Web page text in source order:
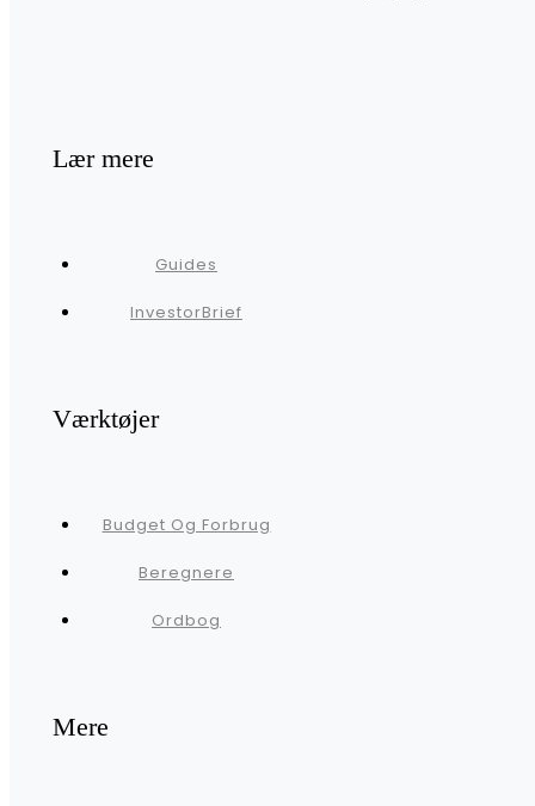
Lær mere
Guides
InvestorBrief
Værktøjer
Budget Og Forbrug
Beregnere
Ordbog
Mere